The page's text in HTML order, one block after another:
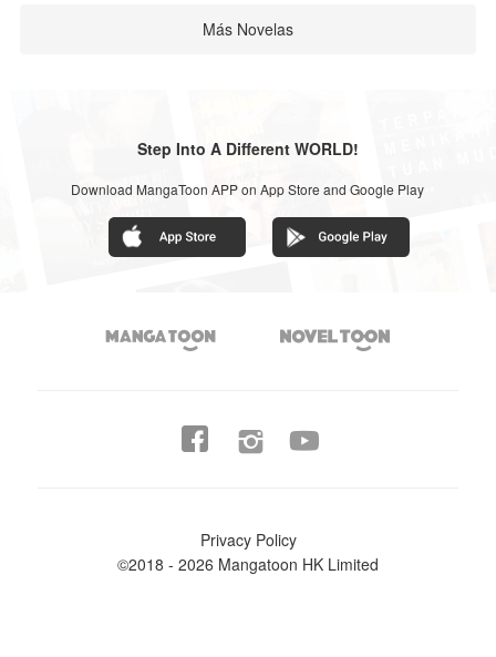
Más Novelas
Step Into A Different WORLD!
Download MangaToon APP on App Store and Google Play
 
 
Privacy Policy
©2018 - 2026 Mangatoon HK Limited